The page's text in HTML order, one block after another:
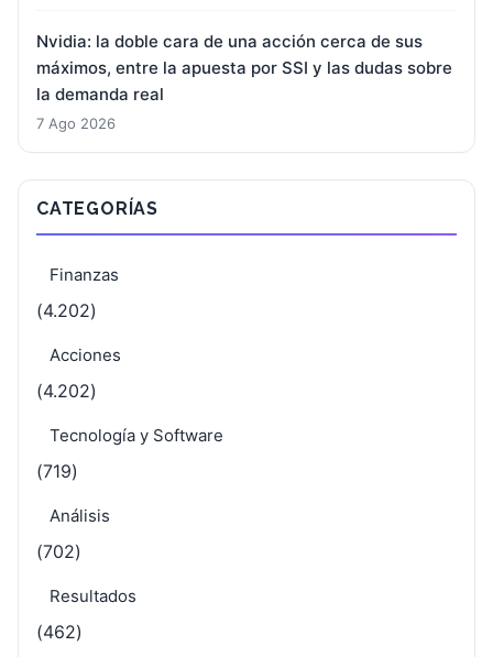
Nvidia: la doble cara de una acción cerca de sus
máximos, entre la apuesta por SSI y las dudas sobre
la demanda real
7 Ago 2026
CATEGORÍAS
Finanzas
(4.202)
Acciones
(4.202)
Tecnología y Software
(719)
Análisis
(702)
Resultados
(462)